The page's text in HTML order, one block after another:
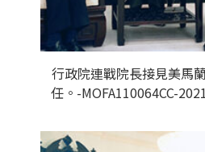
行政院連戰院長接見美馬
任。-MOFA110064CC-